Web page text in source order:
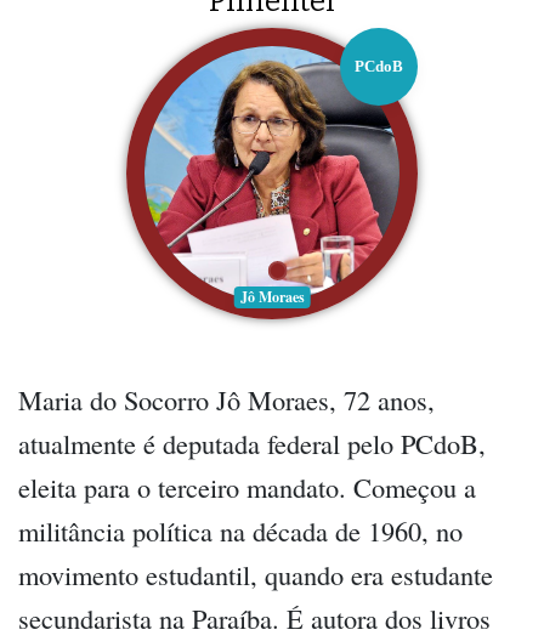
PCdoB
Jô Moraes
Maria do Socorro Jô Moraes, 72 anos,
atualmente é deputada federal pelo PCdoB,
eleita para o terceiro mandato. Começou a
militância política na década de 1960, no
movimento estudantil, quando era estudante
secundarista na Paraíba. É autora dos livros